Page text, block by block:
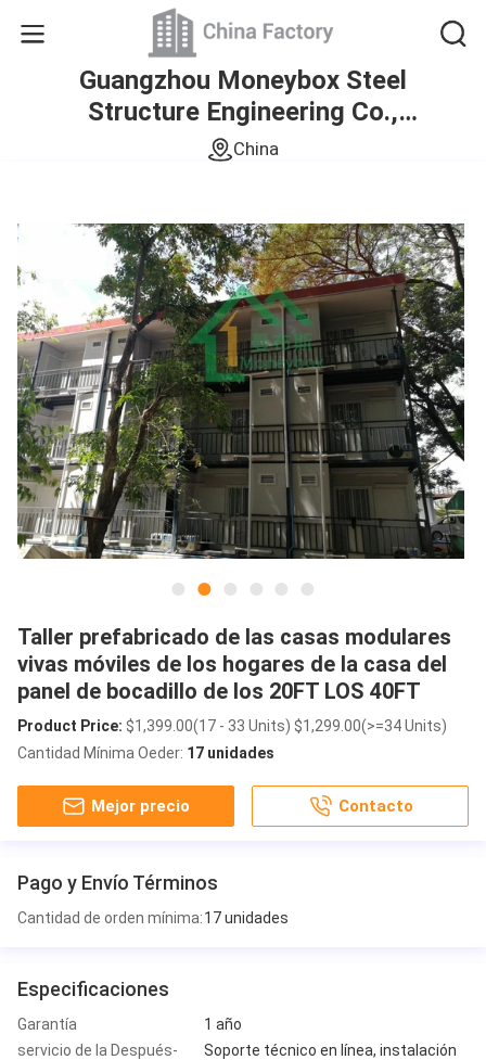
Guangzhou Moneybox Steel
Structure Engineering Co.,
Ltd.
China
Taller prefabricado de las casas modulares
vivas móviles de los hogares de la casa del
panel de bocadillo de los 20FT LOS 40FT
Product Price: $1,399.00(17 - 33 Units) $1,299.00(>=34 Units)
Cantidad Mínima Oeder: 17 unidades
Mejor precio Contacto
Pago y Envío Términos
Cantidad de orden mínima:17 unidades
Especificaciones
Garantía
1 año
servicio de la Después-
Soporte técnico en línea, instalación